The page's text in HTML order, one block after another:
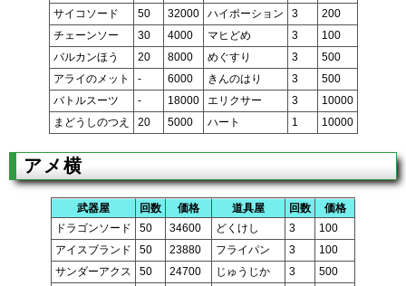
サイコソード
50 32000 ハイポーション 3
200
チェーンソー
30 4000 マヒどめ 3
100
バルカンほう
20 8000 めぐすり 3
500
アライのメット
- 6000 きんのはり 3
500
バトルスーツ
- 18000 エリクサー 3
10000
まどうしのつえ
20 5000 ハート 1 10000
アメ横
武器屋 回数 価格 道具屋 回数
価格
ドラゴンソード
50 34600 どくけし 3
100
アイスブランド
50 23880 フライパン 3
100
サンダーアクス
50 24700 じゅうじか 3
500